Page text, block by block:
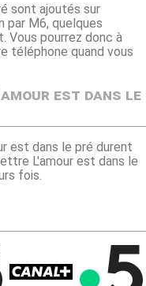
sont ajoutés sur
par M6, quelques
Vous pourrez donc à
téléphone quand vous
est dans le
est dans le pré durent
L'amour est dans le
fois.